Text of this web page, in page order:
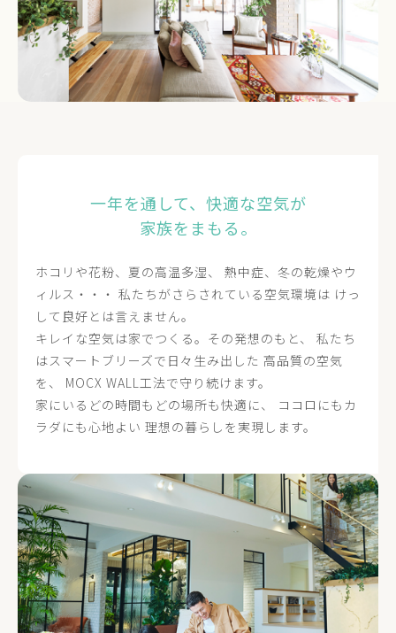
一年を通して、快適な空気が
家族をまもる。
ホコリや花粉、夏の高温多湿、 熱中症、冬の乾燥やウ
ィルス・・・ 私たちがさらされている空気環境は けっ
して良好とは言えません。
キレイな空気は家でつくる。その発想のもと、 私たち
はスマートブリーズで日々生み出した 高品質の空気
を、 MOCX WALL工法で守り続けます。
家にいるどの時間もどの場所も快適に、 ココロにもカ
ラダにも心地よい 理想の暮らしを実現します。